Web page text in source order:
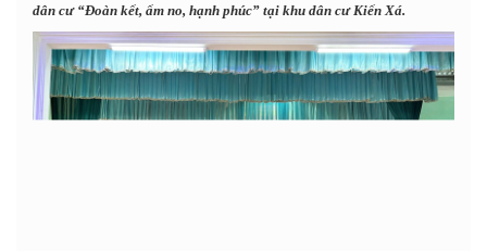
dân cư “Đoàn kết, ấm no, hạnh phúc” tại khu dân cư Kiến Xá.